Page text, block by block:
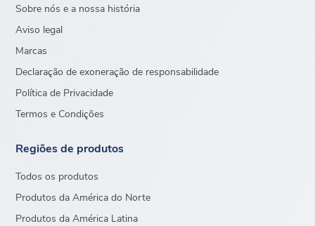
Sobre nós e a nossa história
Aviso legal
Marcas
Declaração de exoneração de responsabilidade
Política de Privacidade
Termos e Condições
Regiões de produtos
Todos os produtos
Produtos da América do Norte
Produtos da América Latina